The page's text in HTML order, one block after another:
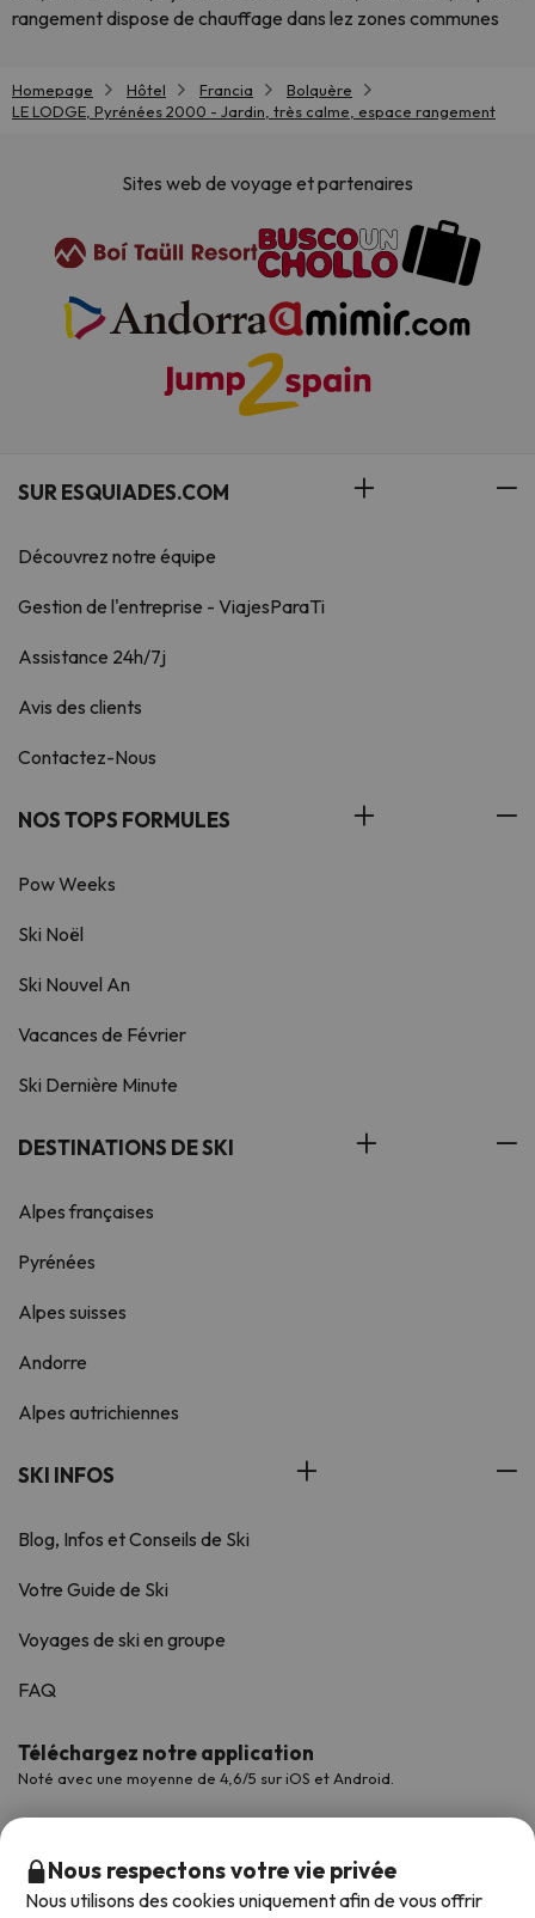
rangement dispose de chauffage dans lez zones communes
Homepage Hôtel Francia
Bolquère
LE LODGE, Pyrénées 2000 - Jardin, très calme, espace rangement
Sites web de voyage et partenaires
SUR ESQUIADES.COM
Découvrez notre équipe
Gestion de l'entreprise - ViajesParaTi
Assistance 24h/7j
Avis des clients
Contactez-Nous
NOS TOPS FORMULES
Pow Weeks
Ski Noël
Ski Nouvel An
Vacances de Février
Ski Dernière Minute
DESTINATIONS DE SKI
Alpes françaises
Pyrénées
Alpes suisses
Andorre
Alpes autrichiennes
SKI INFOS
Blog, Infos et Conseils de Ski
Votre Guide de Ski
Voyages de ski en groupe
FAQ
Téléchargez notre application
Noté avec une moyenne de 4,6/5 sur iOS et Android.
Nous respectons votre vie privée
Nous utilisons des cookies uniquement afin de vous offrir